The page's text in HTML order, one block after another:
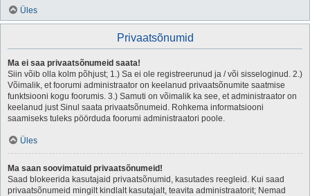
Üles
Privaatsõnumid
Ma ei saa privaatsõnumeid saata!
Siin võib olla kolm põhjust; 1.) Sa ei ole registreerunud ja / või sisseloginud. 2.)
Võimalik, et foorumi administraator on keelanud privaatsõnumite saatmise
funktsiooni kogu foorumis. 3.) Samuti on võimalik ka see, et administraator on
keelanud just Sinul saata privaatsõnumeid. Rohkema informatsiooni
saamiseks tuleks pöörduda foorumi administraatori poole.
Üles
Ma saan soovimatuid privaatsõnumeid!
Saad blokeerida kasutajaid privaatsõnumid, kasutades reegleid. Kui saad
privaatsõnumeid mingilt kindlalt kasutajalt, teavita administraatorit; Nemad